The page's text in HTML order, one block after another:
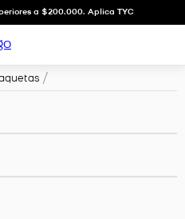
a $200.000. Aplica TYC